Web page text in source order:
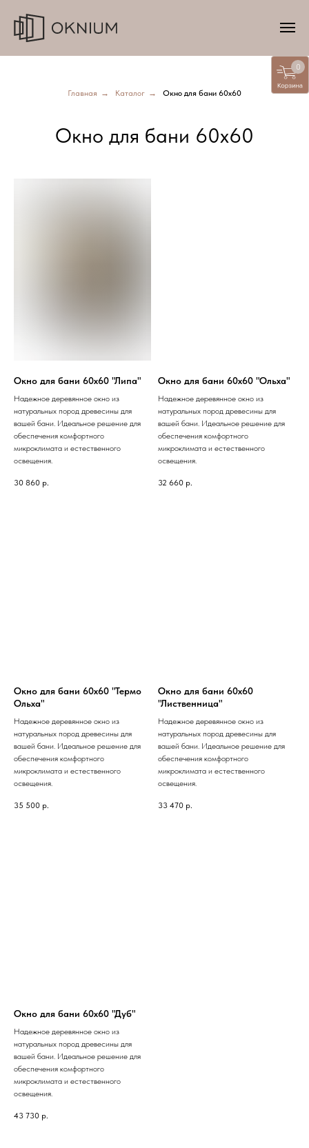
0
Главная → Каталог → Окно для бани 60х60
Окно для бани 60х60
Окно для бани 60х60 "Липа"
Надежное деревянное окно из
натуральных пород древесины для
вашей бани. Идеальное решение для
обеспечения комфортного
микроклимата и естественного
освещения.
30 860 р.
Окно для бани 60х60 "Ольха"
Надежное деревянное окно из
натуральных пород древесины для
вашей бани. Идеальное решение для
обеспечения комфортного
микроклимата и естественного
освещения.
32 660 р.
Окно для бани 60х60 "Термо
Ольха"
Надежное деревянное окно из
натуральных пород древесины для
вашей бани. Идеальное решение для
обеспечения комфортного
микроклимата и естественного
освещения.
35 500 р.
Окно для бани 60х60
"Лиственница"
Надежное деревянное окно из
натуральных пород древесины для
вашей бани. Идеальное решение для
обеспечения комфортного
микроклимата и естественного
освещения.
33 470 р.
Окно для бани 60х60 "Дуб"
Надежное деревянное окно из
натуральных пород древесины для
вашей бани. Идеальное решение для
обеспечения комфортного
микроклимата и естественного
освещения.
43 730 р.